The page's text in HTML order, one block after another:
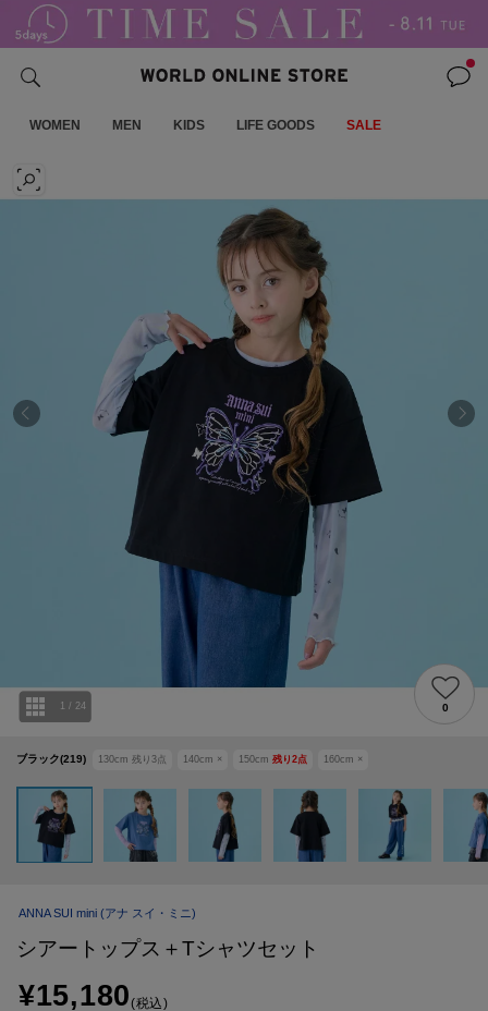
WOMEN MEN KIDS LIFE GOODS SALE
ブラック(219) 130cm 残り 3点 140cm × 150cm 残り 2点 160cm ×
1 / 24 0
ANNA SUI mini (アナ スイ・ミニ)
シアートップス＋Tシャツセット
¥15,180(税込)